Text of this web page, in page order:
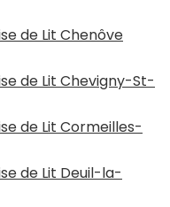
de Lit Chenôve
de Lit Chevigny-St-
de Lit Cormeilles-
de Lit Deuil-la-